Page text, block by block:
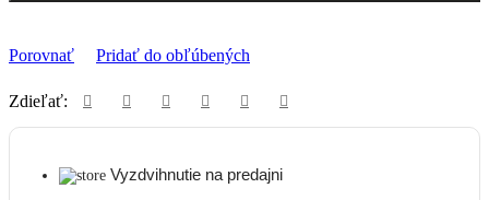
Porovnať Pridať do obľúbených
Zdieľať:
Vyzdvihnutie na predajni